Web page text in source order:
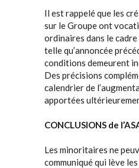
Il est rappelé que les
sur le Groupe ont
ordinaires dans le
telle qu’annoncée
conditions demeurent
Des précisions
calendrier de
apportées
CONCLUSIONS de
Les minoritaires ne
communiqué qui lève